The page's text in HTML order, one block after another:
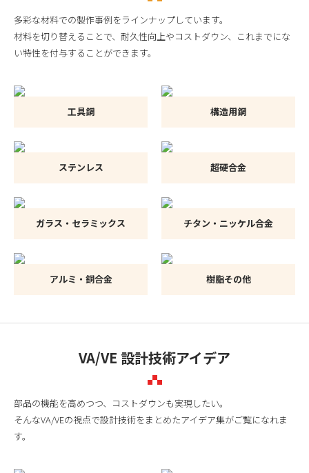
多彩な材料での製作事例をラインナップしています。
材料を切り替えることで、耐久性向上やコストダウン、これまでにな
い特性を付与することができます。
工具鋼 構造用鋼
ステンレス 超硬合金
ガラス・セラミックス チタン・ニッケル合金
アルミ・銅合金 樹脂その他
VA/VE 設計技術アイデア
部品の機能を高めつつ、コストダウンも実現したい。
そんなVA/VEの視点で設計技術をまとめたアイデア集がご覧になれま
す。